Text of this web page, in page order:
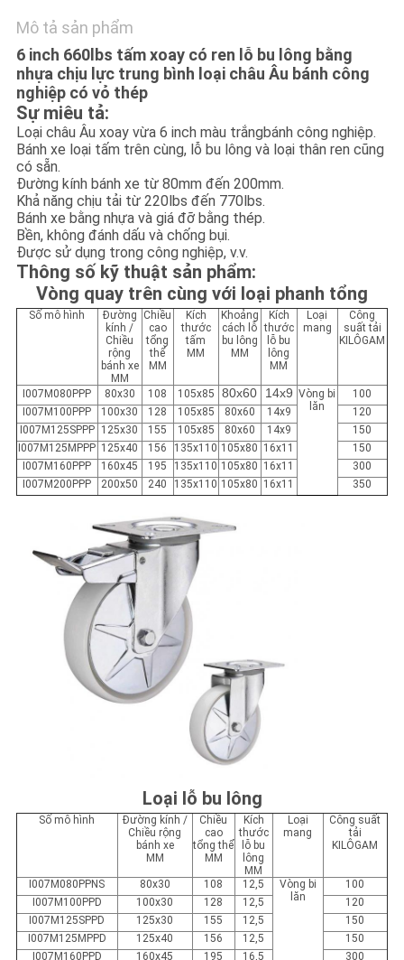
TRANG
WEB
PRIVACY
POLICY
Mô tả sản phẩm
6 inch 660lbs tấm xoay có ren lỗ bu lông bằng
nhựa chịu lực trung bình loại châu Âu bánh công
nghiệp có vỏ thép
Sự miêu tả:
Loại châu Âu xoay vừa 6 inch màu trắngbánh công nghiệp.
Bánh xe loại tấm trên cùng, lỗ bu lông và loại thân ren cũng
có sẵn.
Đường kính bánh xe từ 80mm đến 200mm.
Khả năng chịu tải từ 220lbs đến 770lbs.
Bánh xe bằng nhựa và giá đỡ bằng thép.
Bền, không đánh dấu và chống bụi.
Được sử dụng trong công nghiệp, v.v.
Thông số kỹ thuật sản phẩm:
Vòng quay trên cùng với loại phanh tổng
Số mô hình
Đường
kính /
Chiều
rộng
bánh xe
MM
Chiều
cao
tổng
thể
MM
Kích
thước
tấm
MM
Khoảng
cách lỗ
bu lông
MM
Kích
thước
lỗ bu
lông
MM
Loại
mang
Công
suất tải
KILÔGAM
I007M080PPP 80x30 108 105x85 80x60 14x9 Vòng bi
lăn
100
I007M100PPP
100x30 128 105x85 80x60 14x9
120
I007M125SPPP 125x30 155 105x85 80x60 14x9
150
I007M125MPPP 125x40 156 135x110 105x80 16x11
150
I007M160PPP
160x45 195 135x110 105x80 16x11
300
I007M200PPP
200x50 240 135x110 105x80 16x11 350
Loại lỗ bu lông
Số mô hình
Đường kính /
Chiều rộng
bánh xe
MM
Chiều
cao
tổng thể
MM
Kích
thước
lỗ bu
lông
MM
Loại
mang
Công suất
tải
KILÔGAM
I007M080PPNS 80x30 108 12,5
Vòng bi
lăn
100
I007M100PPD 100x30 128 12,5
120
I007M125SPPD 125x30 155 12,5
150
I007M125MPPD 125x40 156 12,5
150
I007M160PPD 160x45 195 16,5 300